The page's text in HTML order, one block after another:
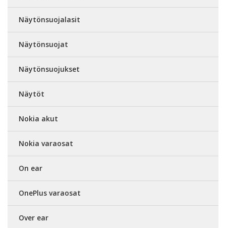
Näytönsuojalasit
Näytönsuojat
Näytönsuojukset
Näytöt
Nokia akut
Nokia varaosat
On ear
OnePlus varaosat
Over ear